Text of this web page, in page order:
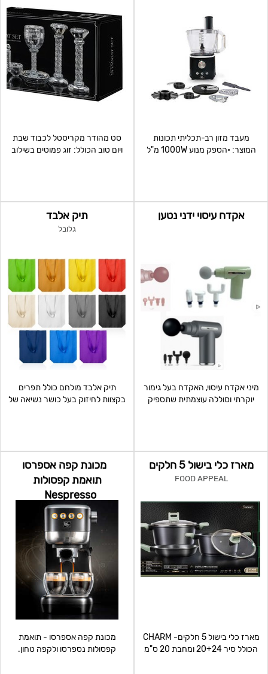
מעבד מזון רב-תכליתי תכונות
המוצר: •הספק מנוע 1000W מ"ל
סט מהודר מקריסטל לכבוד שבת
ויום טוב הכולל: זוג פמוטים בשילוב
אקדח עיסוי ידני נטען
מיני אקדח עיסוי, האקדח בעל גימור
יוקרתי וסוללה עוצמתית שתספיק
תיק אלבד
גלובל
תיק אלבד מולחם כולל תפרים
בקצוות לחיזוק בעל כושר נשיאה של
מארז כלי בישול 5 חלקים
FOOD APPEAL
מארז כלי בישול 5 חלקים- CHARM
הכולל סיר 20+24 ומחבת 20 ס"מ
מכונת קפה אספרסו
תואמת קפסולות
Nespresso
FOOD APPEAL
מכונת קפה אספרסו - תואמת
קפסולות נספרסו ולקפה טחון.